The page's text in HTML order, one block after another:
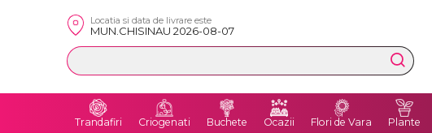
Locatia si data de livrare este
MUN.CHISINAU 2026-08-07
Trandafiri Criogenati Buchete Ocazii Flori de Vara Plante